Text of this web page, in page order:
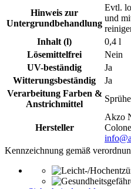
Hinweis zur
Untergrundbehandlung
Evtl.
und
Inhalt (l)
0,4 l
Lösemittelfrei
Nein
UV-beständig
Ja
Witterungsbeständig
Ja
Verarbeitung Farben &
Anstrichmittel
Hersteller
Akzo
Kennzeichnung gemäß